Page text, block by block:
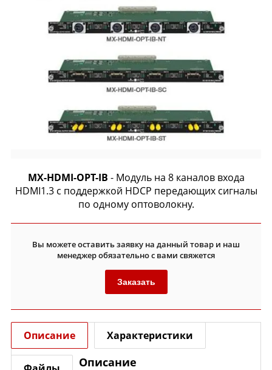
MX-HDMI-OPT-IB - Модуль на 8 каналов входа
HDMI1.3 с поддержкой HDCP передающих сигналы
по одному оптоволокну.
Вы можете оставить заявку на данный товар и наш
менеджер обязательно с вами свяжется
Заказать
Описание Характеристики
Описание